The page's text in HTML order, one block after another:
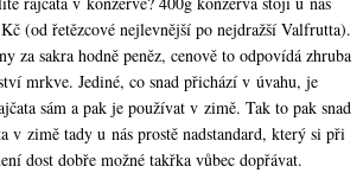
(od řetězcové nejlevnější po nejdražší Valfrutta).
za sakra hodně peněz, cenově to odpovídá zhruba
mrkve. Jediné, co snad přichází v úvahu, je
sám a pak je používat v zimě. Tak to pak snad
v zimě tady u nás prostě nadstandard, který si při
dost dobře možné takřka vůbec dopřávat.